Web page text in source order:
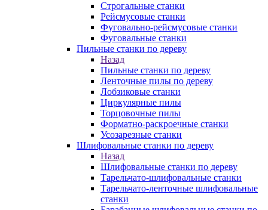
Строгальные станки
Рейсмусовые станки
Фуговально-рейсмусовые станки
Фуговальные станки
Пильные станки по дереву
Назад
Пильные станки по дереву
Ленточные пилы по дереву
Лобзиковые станки
Циркулярные пилы
Торцовочные пилы
Форматно-раскроечные станки
Усозарезные станки
Шлифовальные станки по дереву
Назад
Шлифовальные станки по дереву
Тарельчато-шлифовальные станки
Тарельчато-ленточные шлифовальные
станки